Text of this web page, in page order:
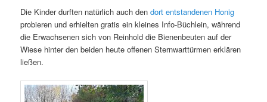
Die Kinder durften natürlich auch dendort entstandenen Honig
probieren und erhielten gratis ein kleines Info-Büchlein, während
die Erwachsenen sich von Reinhold die Bienenbeuten auf der
Wiese hinter den beiden heute offenen Sternwarttürmen erklären
ließen.